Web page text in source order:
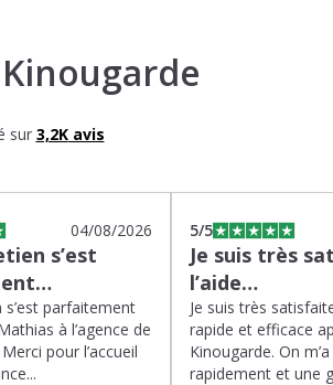
sur 3,2Kavis
04/08/2026
s’est
parfaitement
à l’agence de
pour l’accueil
5/5
Je suis très
l’aide…
Je suis très
rapide et efficace
Kinougarde. On
rapidement et une